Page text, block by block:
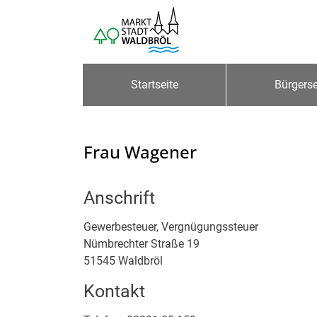
Startseite
Frau Wagener
Anschrift
Gewerbesteuer, Vergnügungssteuer
Nümbrechter Straße 19
51545 Waldbröl
Kontakt